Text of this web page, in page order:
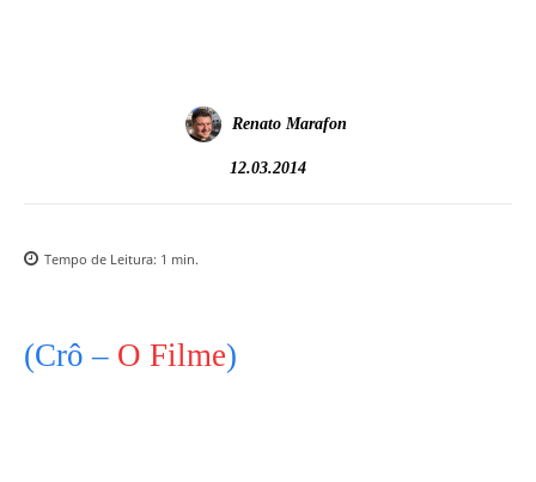
Renato Marafon
12.03.2014
Tempo de Leitura: 1 min.
(Crô – O Filme)